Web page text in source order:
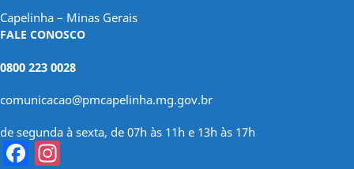
Capelinha – Minas Gerais
FALE CONOSCO
0800 223 0028
comunicacao@pmcapelinha.mg.gov.br
de segunda à sexta, de 07h às 11h e 13h às 17h
Facebook